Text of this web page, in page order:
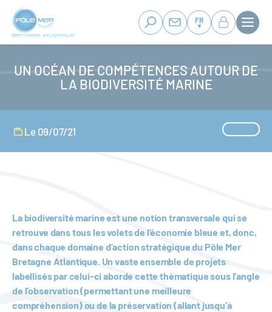
Panneau de gestion des cookies
Aller
contenu
FR
UN OCÉAN DE COMPÉTENCES AUTOUR DE
LA BIODIVERSITÉ MARINE
Le 09/07/21
La biodiversité marine est une notion transversale qui se
retrouve dans tous les volets de l’économie bleue et, donc,
dans chaque domaine d’action stratégique du Pôle Mer
Bretagne Atlantique. Un vaste ensemble de projets
labellisés par celui-ci aborde cette thématique sous l’angle
de l’observation (permettant une meilleure
compréhension) ou de la préservation (allant jusqu’à